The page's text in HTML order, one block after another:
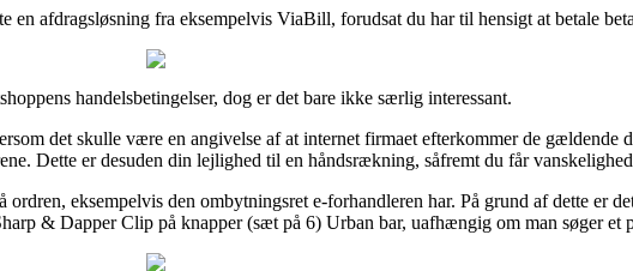
afdragsløsning fra eksempelvis ViaBill, forudsat du har til hensigt at betale
handelsbetingelser, dog er det bare ikke særlig interessant.
det skulle være en angivelse af at internet firmaet efterkommer de gældende
Dette er desuden din lejlighed til en håndsrækning, såfremt du får
eksempelvis den ombytningsret e-forhandleren har. På grund af dette er
& Dapper Clip på knapper (sæt på 6) Urban bar, uafhængig om man søger et